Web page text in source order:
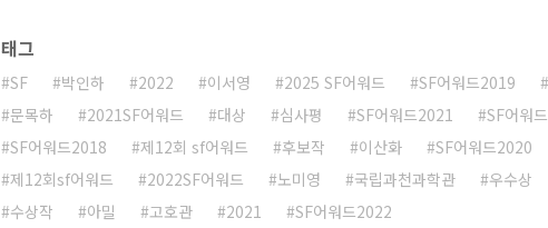
태그
SF 박인하 2022 이서영 2025 SF어워드 SF어워드2019
문목하
2021SF어워드 대상 심사평 SF어워드2021 SF어워드
SF어워드2018
제12회 sf어워드 후보작 이산화
SF어워드2020
제12회sf어워드
2022SF어워드 노미영 국립과천과학관 우수상
수상작
아밀 고호관 2021 SF어워드2022